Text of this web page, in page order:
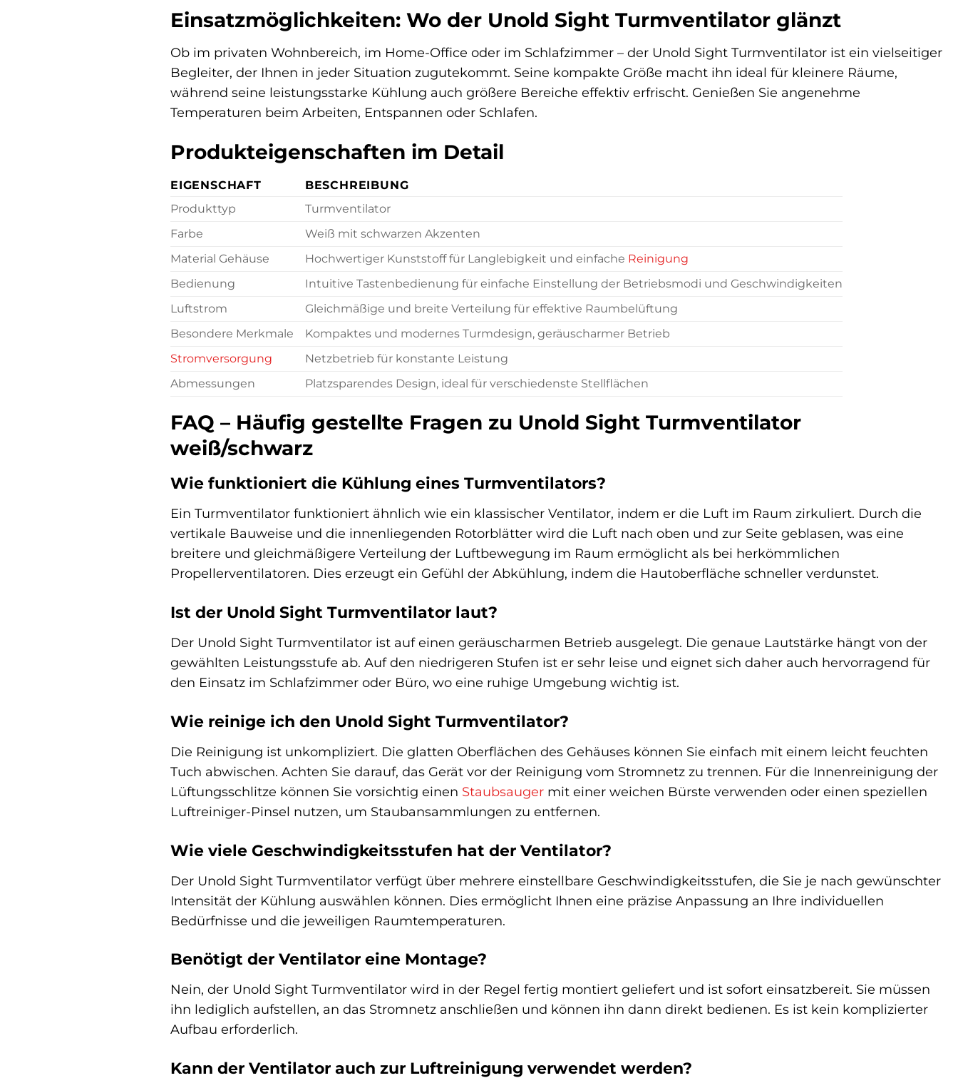
Einsatzmöglichkeiten: Wo der Unold Sight Turmventilator glänzt
Ob im privaten Wohnbereich, im Home-Office oder im Schlafzimmer – der Unold Sight Turmventilator ist ein vielseitiger
Begleiter, der Ihnen in jeder Situation zugutekommt. Seine kompakte Größe macht ihn ideal für kleinere Räume,
während seine leistungsstarke Kühlung auch größere Bereiche effektiv erfrischt. Genießen Sie angenehme
Temperaturen beim Arbeiten, Entspannen oder Schlafen.
Produkteigenschaften im Detail
EIGENSCHAFT
BESCHREIBUNG
Produkttyp
Turmventilator
Farbe
Weiß mit schwarzen Akzenten
Material Gehäuse
Hochwertiger Kunststoff für Langlebigkeit und einfache Reinigung
Bedienung
Intuitive Tastenbedienung für einfache Einstellung der Betriebsmodi und Geschwindigkeiten
Luftstrom
Gleichmäßige und breite Verteilung für effektive Raumbelüftung
Besondere Merkmale
Kompaktes und modernes Turmdesign, geräuscharmer Betrieb
Stromversorgung
Netzbetrieb für konstante Leistung
Abmessungen
Platzsparendes Design, ideal für verschiedenste Stellflächen
FAQ – Häufig gestellte Fragen zu Unold Sight Turmventilator
weiß/schwarz
Wie funktioniert die Kühlung eines Turmventilators?
Ein Turmventilator funktioniert ähnlich wie ein klassischer Ventilator, indem er die Luft im Raum zirkuliert. Durch die
vertikale Bauweise und die innenliegenden Rotorblätter wird die Luft nach oben und zur Seite geblasen, was eine
breitere und gleichmäßigere Verteilung der Luftbewegung im Raum ermöglicht als bei herkömmlichen
Propellerventilatoren. Dies erzeugt ein Gefühl der Abkühlung, indem die Hautoberfläche schneller verdunstet.
Ist der Unold Sight Turmventilator laut?
Der Unold Sight Turmventilator ist auf einen geräuscharmen Betrieb ausgelegt. Die genaue Lautstärke hängt von der
gewählten Leistungsstufe ab. Auf den niedrigeren Stufen ist er sehr leise und eignet sich daher auch hervorragend für
den Einsatz im Schlafzimmer oder Büro, wo eine ruhige Umgebung wichtig ist.
Wie reinige ich den Unold Sight Turmventilator?
Die Reinigung ist unkompliziert. Die glatten Oberflächen des Gehäuses können Sie einfach mit einem leicht feuchten
Tuch abwischen. Achten Sie darauf, das Gerät vor der Reinigung vom Stromnetz zu trennen. Für die Innenreinigung der
Lüftungsschlitze können Sie vorsichtig einen Staubsauger mit einer weichen Bürste verwenden oder einen speziellen
Luftreiniger-Pinsel nutzen, um Staubansammlungen zu entfernen.
Wie viele Geschwindigkeitsstufen hat der Ventilator?
Der Unold Sight Turmventilator verfügt über mehrere einstellbare Geschwindigkeitsstufen, die Sie je nach gewünschter
Intensität der Kühlung auswählen können. Dies ermöglicht Ihnen eine präzise Anpassung an Ihre individuellen
Bedürfnisse und die jeweiligen Raumtemperaturen.
Benötigt der Ventilator eine Montage?
Nein, der Unold Sight Turmventilator wird in der Regel fertig montiert geliefert und ist sofort einsatzbereit. Sie müssen
ihn lediglich aufstellen, an das Stromnetz anschließen und können ihn dann direkt bedienen. Es ist kein komplizierter
Aufbau erforderlich.
Kann der Ventilator auch zur Luftreinigung verwendet werden?